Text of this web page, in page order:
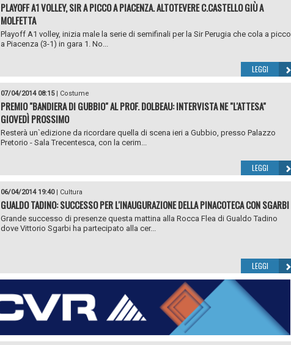
PLAYOFF A1 VOLLEY, SIR A PICCO A PIACENZA. ALTOTEVERE C.CASTELLO GIÙ A
MOLFETTA
Playoff A1 volley, inizia male la serie di semifinali per la Sir Perugia che cola a picco
a Piacenza (3-1) in gara 1. No...
LEGGI
07/04/2014 08:15| Costume
PREMIO "BANDIERA DI GUBBIO" AL PROF. DOLBEAU: INTERVISTA NE "L'ATTESA"
GIOVEDÌ PROSSIMO
Resterà un`edizione da ricordare quella di scena ieri a Gubbio, presso Palazzo
Pretorio - Sala Trecentesca, con la cerim...
LEGGI
06/04/2014 19:40| Cultura
GUALDO TADINO: SUCCESSO PER L'INAUGURAZIONE DELLA PINACOTECA CON SGARBI
Grande successo di presenze questa mattina alla Rocca Flea di Gualdo Tadino
dove Vittorio Sgarbi ha partecipato alla cer...
LEGGI